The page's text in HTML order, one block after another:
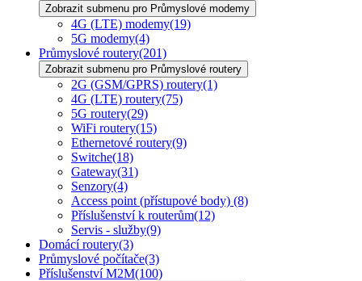
Zobrazit submenu pro Průmyslové modemy
4G (LTE) modemy(19)
5G modemy(4)
Průmyslové routery(201)
Zobrazit submenu pro Průmyslové routery
2G (GSM/GPRS) routery(1)
4G (LTE) routery(75)
5G routery(29)
WiFi routery(15)
Ethernetové routery(9)
Switche(18)
Gateway(31)
Senzory(4)
Access point (přístupové body) (8)
Příslušenství k routerům(12)
Servis - služby(9)
Domácí routery(3)
Průmyslové počítače(3)
Příslušenství M2M(100)